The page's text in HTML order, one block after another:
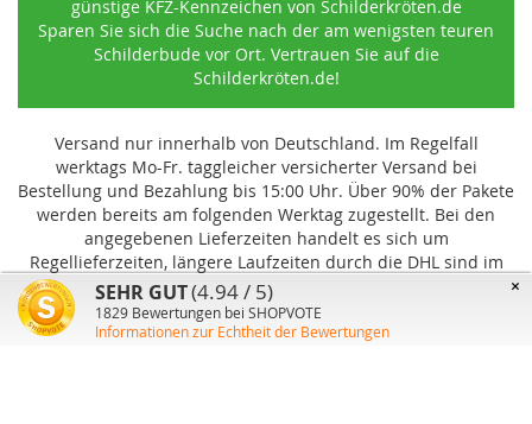
günstige KFZ-Kennzeichen von Schilderkröten.de
Sparen Sie sich die Suche nach der am wenigsten teuren
Schilderbude vor Ort. Vertrauen Sie auf die
Schilderkröten.de!
Versand nur innerhalb von Deutschland. Im Regelfall
werktags Mo-Fr. taggleicher versicherter Versand bei
Bestellung und Bezahlung bis 15:00 Uhr. Über 90% der Pakete
werden bereits am folgenden Werktag zugestellt. Bei den
angegebenen Lieferzeiten handelt es sich um
Regellieferzeiten, längere Laufzeiten durch die DHL sind im
Einzelfall möglich und können von uns nicht beeinflusst
werden.
×
SEHR GUT(4.94 / 5)
1829 Bewertungen bei SHOPVOTE
Informationen zur Echtheit der Bewertungen